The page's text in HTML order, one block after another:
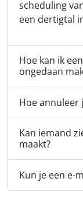
scheduling
een dertigtal
Hoe kan ik
ongedaan
Hoe annuleer
Kan iemand
maakt?
Kun je een e-